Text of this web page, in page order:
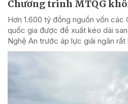
Chương trình MTQG
Hơn 1.600 tỷ đồng nguồn vốn các
quốc gia được đề xuất kéo dài
Nghệ An trước áp lực giải ngân rất